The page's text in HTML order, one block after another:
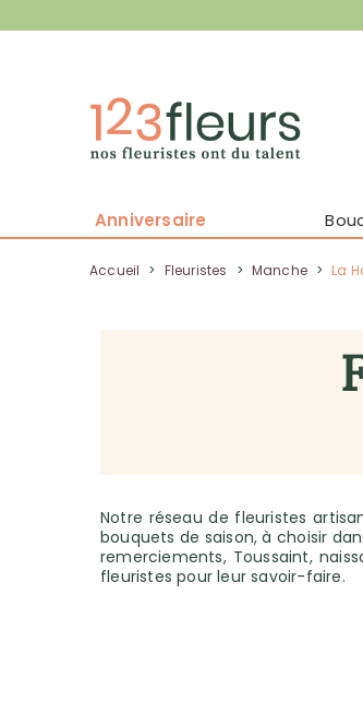
Anniversaire
Accueil > Fleuristes > Manche > La
Notre réseau de fleuristes
bouquets de saison, à choisir
remerciements, Toussaint,
fleuristes pour leur savoir-faire.